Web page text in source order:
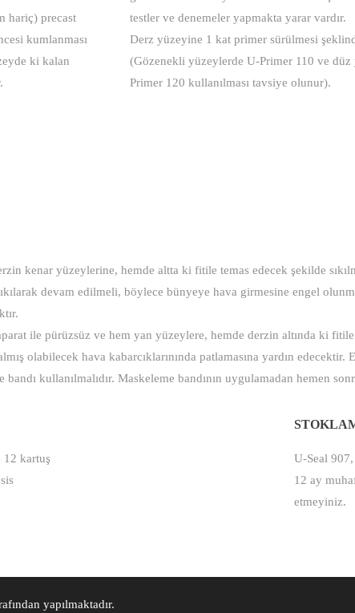
hariç) precast
kumlanması
ki kalan
testler ve denemeler yapmakta yarar vardır.
Derz yüzeyine 1 kat primer sürülmesi
(Gözenekli yüzeylerde U-Primer 110 ve
Primer 120 kullanılması tavsiye olunur).
kenar yüzeylerine, hemde altta ki fitile temas edecek şekilde
devam edilmeli, böylece bünyeye hava girmesine engel
ile pürüzsüz ve hem yan yüzeylere, hemde derzin altında ki
olabilecek hava kabarcıklarınında patlamasına yardın
kullanılmalıdır. Maskeleme bandının uygulamadan hemen
kartuş
U-Seal
12 ay
etmeyiniz.
yapılmaktadır.